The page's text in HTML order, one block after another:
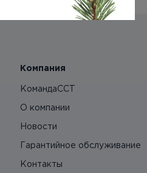
Компания
КомандаССТ
О компании
Новости
Гарантийное обслуживание
Контакты